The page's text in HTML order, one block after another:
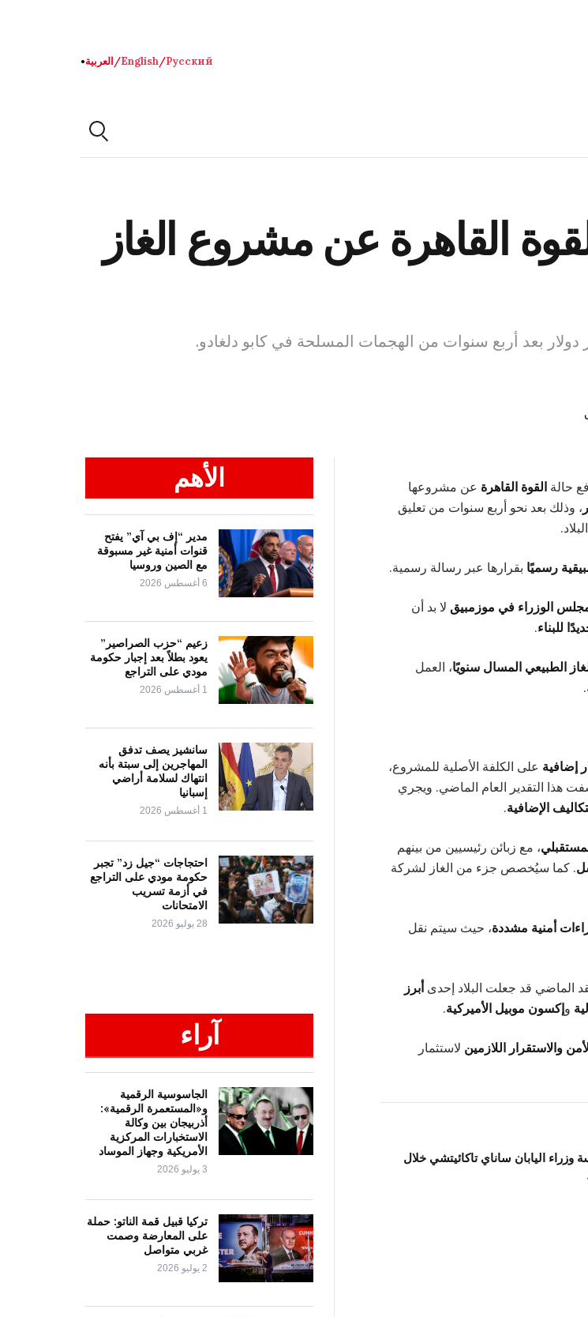
Русский
/
English
/العربية●
القاهرة عن مشروع الغاز
حالة القوة القاهرة عن مشروعها
، وذلك بعد نحو أربع سنوات من تعليق
رسميًا بقرارها عبر رسالة رسمية.
الوزراء في موزمبيق لا بد أن
للبناء.
، العمل
على الكلفة الأصلية للمشروع،
هذا التقدير العام الماضي. ويجري
الإضافية.
، مع زبائن رئيسيين من بينهم
. كما سيُخصص جزء من الغاز لشركة
أمنية مشددة، حيث سيتم نقل
الماضي قد جعلت البلاد إحدى أبرز
وإكسون موبيل الأميركية.
والاستقرار اللازمين لاستثمار
وزراء اليابان ساناي تاكائيتشي خلال
الأهم
مدير “إف بي آي” يفتح
قنوات أمنية غير مسبوقة
مع الصين وروسيا
6 أغسطس 2026
زعيم “حزب الصراصير”
يعود بطلاً بعد إجبار حكومة
مودي على التراجع
1 أغسطس 2026
سانشيز يصف تدفق
المهاجرين إلى سبتة بأنه
انتهاك لسلامة أراضي
إسبانيا
1 أغسطس 2026
احتجاجات “جيل زد” تجبر
حكومة مودي على التراجع
في أزمة تسريب
الامتحانات
28 يوليو 2026
آراء
الجاسوسية الرقمية
و«المستعمرة الرقمية»:
أذربيجان بين وكالة
الاستخبارات المركزية
الأمريكية وجهاز الموساد
3 يوليو 2026
تركيا قبيل قمة الناتو: حملة
على المعارضة وصمت
غربي متواصل
2 يوليو 2026